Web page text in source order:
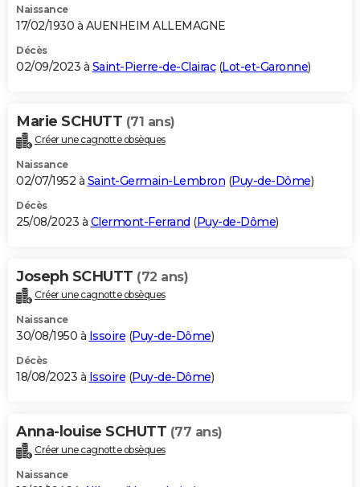
Naissance
17/02/1930 à AUENHEIM ALLEMAGNE
Décès
02/09/2023 à Saint-Pierre-de-Clairac(Lot-et-Garonne)
Marie SCHUTT (71 ans)
Créer une cagnotte obsèques
Naissance
02/07/1952 à Saint-Germain-Lembron (Puy-de-Dôme)
Décès
25/08/2023 à Clermont-Ferrand (Puy-de-Dôme)
Joseph SCHUTT (72 ans)
Créer une cagnotte obsèques
Naissance
30/08/1950 à Issoire (Puy-de-Dôme)
Décès
18/08/2023 à Issoire (Puy-de-Dôme)
Anna-louise SCHUTT (77 ans)
Créer une cagnotte obsèques
Naissance